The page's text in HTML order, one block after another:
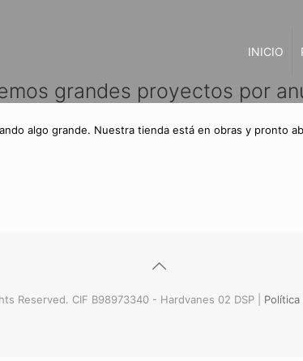
INICIO
grandes proyectos por
algo grande. Nuestra tienda está en obras y pronto
Reserved. CIF B98973340 - Hardvanes 02 DSP | Política